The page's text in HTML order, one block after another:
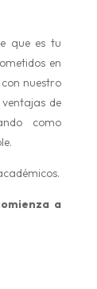
que es tu
en
nuestro
de
como
a